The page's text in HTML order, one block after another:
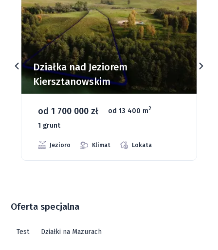
Działki budowlane nad Jeziorem
Dąbrowa Mała
od 93 280 zł od 1075 m 2 66 grunt
Oferta specjalna
Test Działki na Mazurach